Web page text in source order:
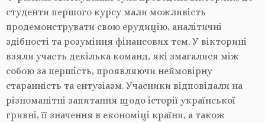
студенти першого курсу мали можливість
продемонструвати свою ерудицію, аналітичні
здібності та розуміння фінансових тем. У вікторині
взяли участь декілька команд, які змагалися між
собою за першість, проявляючи неймовірну
старанність та ентузіазм. Учасники відповідали на
різноманітні запитання щодо історії української
гривні, її значення в економіці країни, а також